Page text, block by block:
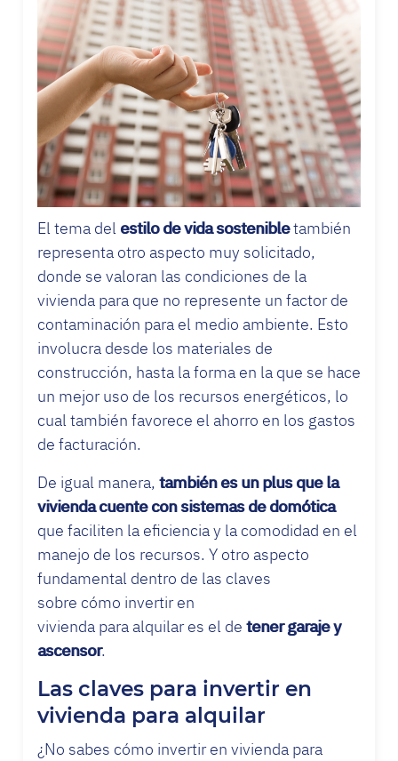
El tema del estilo de vida sostenibletambién
representa otro aspecto muy solicitado,
donde se valoran las condiciones de la
vivienda para que no represente un factor de
contaminación para el medio ambiente. Esto
involucra desde los materiales de
construcción, hasta la forma en la que se hace
un mejor uso de los recursos energéticos, lo
cual también favorece el ahorro en los gastos
de facturación.
De igual manera, también es un plus que la
vivienda cuente con sistemas de domótica
que faciliten la eficiencia y la comodidad en el
manejo de los recursos. Y otro aspecto
fundamental dentro de las claves
sobre cómo invertir en
vivienda para alquilar es el de tener garaje y
ascensor.
Las claves para invertir en
vivienda para alquilar
¿No sabes cómo invertir en vivienda para